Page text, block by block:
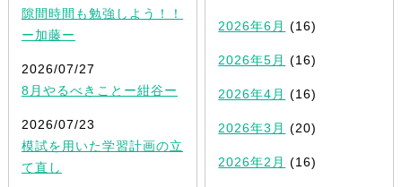
隙間時間も勉強しよう！！
ー加藤ー
2026/07/27
8月やるべきことー紺谷ー
2026/07/23
模試を用いた学習計画の立
て直し
2026年6月 (16)
2026年5月 (16)
2026年4月 (16)
2026年3月 (20)
2026年2月 (16)